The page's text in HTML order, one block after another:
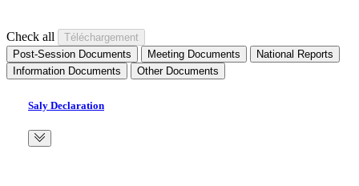
Check all
Post-Session Documents Meeting Documents
National Reports
Information Documents
Other Documents
Saly Declaration